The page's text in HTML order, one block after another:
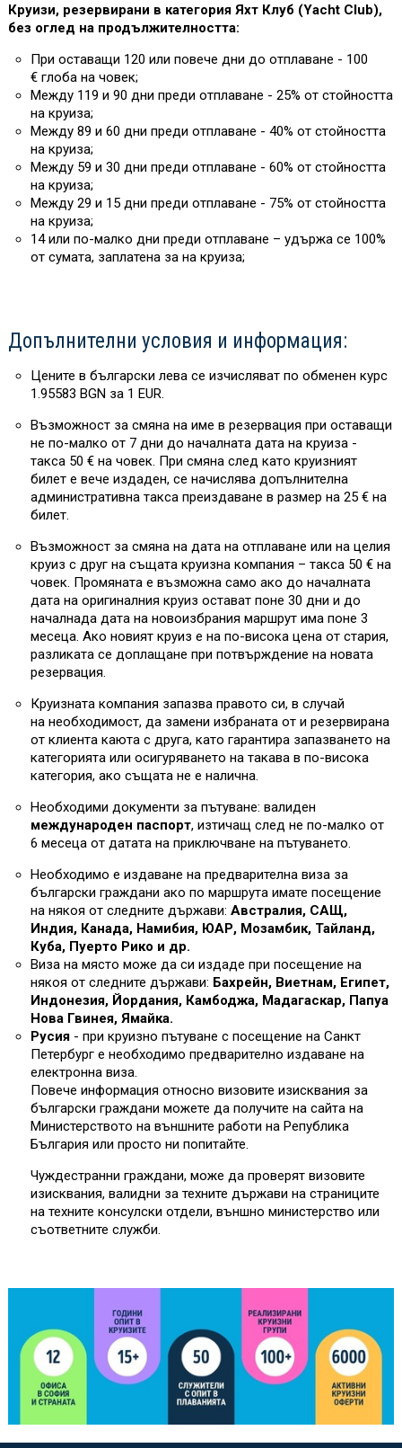
Круизи, резервирани в категория Яхт Клуб (Yacht Club),
без оглед на продължителността:
При оставащи 120 или повече дни до отплаване - 100
€ глоба на човек;
Между 119 и 90 дни преди отплаване - 25% от стойността
на круиза;
Между 89 и 60 дни преди отплаване - 40% от стойността
на круиза;
Между 59 и 30 дни преди отплаване - 60% от стойността
на круиза;
Между 29 и 15 дни преди отплаване - 75% от стойността
на круиза;
14 или по-малко дни преди отплаване – удържа се 100%
от сумата, заплатена за на круиза;
Допълнителни условия и информация:
Цените в български лева се изчисляват по обменен курс
1.95583 BGN за 1 EUR.
Възможност за смяна на име в резервация при оставащи
не по-малко от 7 дни до началната дата на круиза -
такса 50 € на човек. При смяна след като круизният
билет е вече издаден, се начислява допълнителна
административна такса преиздаване в размер на 25 € на
билет.
Възможност за смяна на дата на отплаване или на целия
круиз с друг на същата круизна компания – такса 50 € на
човек. Промяната е възможна само ако до началната
дата на оригиналния круиз остават поне 30 дни и до
началнада дата на новоизбрания маршрут има поне 3
месеца. Ако новият круиз е на по-висока цена от стария,
разликата се доплащане при потвърждение на новата
резервация.
Круизната компания запазва правото си, в случай
на необходимост, да замени избраната от и резервирана
от клиента каюта с друга, като гарантира запазването на
категорията или осигуряването на такава в по-висока
категория, ако същата не е налична.
Необходими документи за пътуване: валиден
международен паспорт, изтичащ след не по-малко от
6 месеца от датата на приключване на пътуването.
Необходимо е издаване на предварителна виза за
български граждани ако по маршрута имате посещение
на някоя от следните държави: Австралия, САЩ,
Индия, Канада, Намибия, ЮАР, Мозамбик, Тайланд,
Куба, Пуерто Рико и др.
Виза на място може да си издаде при посещение на
някоя от следните държави: Бахрейн, Виетнам, Египет,
Индонезия, Йордания, Камбоджа, Мадагаскар, Папуа
Нова Гвинея, Ямайка.
Русия - при круизно пътуване с посещение на Санкт
Петербург е необходимо предварително издаване на
електронна виза.
Повече информация относно визовите изисквания за
български граждани можете да получите на сайта на
Министерството на външните работи на Република
България или просто ни попитайте.
Чуждестранни граждани, може да проверят визовите
изисквания, валидни за техните държави на страниците
на техните консулски отдели, външно министерство или
съответните служби.